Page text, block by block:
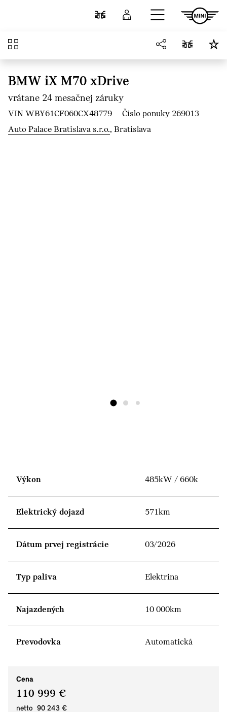
Porovnať Prihlásenie
Prehľad
BMW iX M70 xDrive
vrátane 24 mesačnej záruky
VIN WBY61CF060CX48779
Číslo ponuky 269013
Auto Palace Bratislava s.r.o., Bratislava
Výkon 485kW / 660k
Elektrický dojazd 571km
Dátum prvej registrácie 03/2026
Typ paliva Elektrina
Najazdených 10 000km
Prevodovka Automatická
Cena
110 999 €
netto 90 243 €